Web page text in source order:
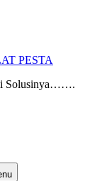
PESTA
Solusinya…….